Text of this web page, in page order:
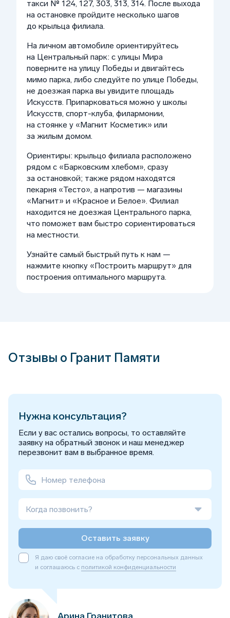
такси № 124, 127, 303, 313, 314. После выхода
на остановке пройдите несколько шагов
до крыльца филиала.
На личном автомобиле ориентируйтесь
на Центральный парк: с улицы Мира
поверните на улицу Победы и двигайтесь
мимо парка, либо следуйте по улице Победы,
не доезжая парка вы увидите площадь
Искусств. Припарковаться можно у школы
Искусств, спорт-клуба, филармонии,
на стоянке у «Магнит Косметик» или
за жилым домом.
Ориентиры: крыльцо филиала расположено
рядом с «Барковским хлебом», сразу
за остановкой; также рядом находятся
пекарня «Тесто», а напротив — магазины
«Магнит» и «Красное и Белое». Филиал
находится не доезжая Центрального парка,
что поможет вам быстро сориентироваться
на местности.
Узнайте самый быстрый путь к нам —
нажмите кнопку «Построить маршрут» для
построения оптимального маршрута.
Отзывы о Гранит Памяти
Нужна консультация?
Если у вас остались вопросы, то оставляйте
заявку на обратный звонок и наш менеджер
перезвонит вам в выбранное время.
Когда позвонить?
Оставить заявку
Я даю своё согласие на обработку персональных данных
и соглашаюсь с политикой конфиденциальности
Арина Гранитова